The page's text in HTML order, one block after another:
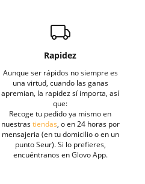
Rapidez
Aunque ser rápidos no siempre es
una virtud, cuando las ganas
apremian, la rapidez sí importa, así
que:
Recoge tu pedido ya mismo en
nuestrastiendas , o en 24 horas por
mensajeria (en tu domicilio o en un
punto Seur). Si lo prefieres,
encuéntranos en Glovo App.